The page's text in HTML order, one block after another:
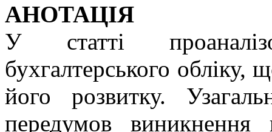
АНОТАЦІЯ
У статті
бухгалтерського обліку,
його розвитку.
передумов виникнення